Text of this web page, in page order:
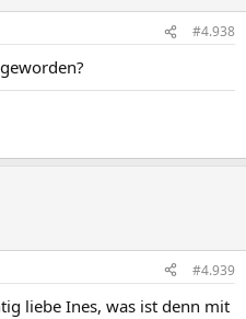
#4.938
#4.939
liebe Ines, was ist denn mit